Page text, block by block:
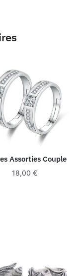
Assorties Couple
18,00€